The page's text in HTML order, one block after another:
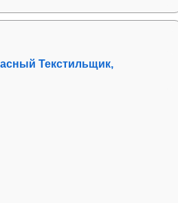
Текстильщик,